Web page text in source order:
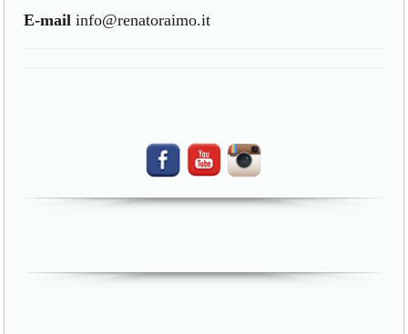
E-mail info@renatoraimo.it